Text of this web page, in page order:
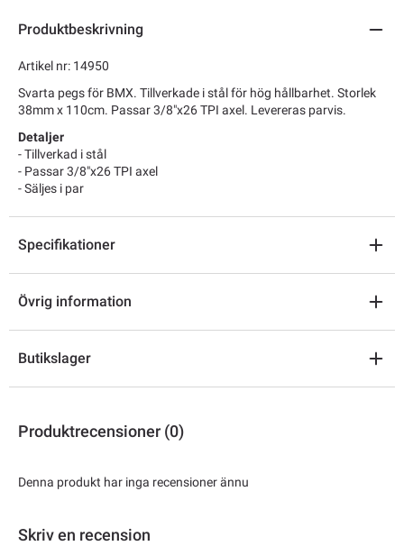
Produktbeskrivning
Artikel nr: 14950
Svarta pegs för BMX. Tillverkade i stål för hög hållbarhet. Storlek
38mm x 110cm. Passar 3/8"x26 TPI axel. Levereras parvis.
Detaljer
- Tillverkad i stål
- Passar 3/8"x26 TPI axel
- Säljes i par
Specifikationer
Övrig information
Butikslager
Produktrecensioner (0)
Denna produkt har inga recensioner ännu
Skriv en recension